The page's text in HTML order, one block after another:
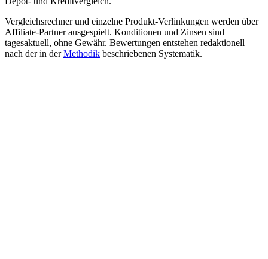
Vergleichsrechner und einzelne Produkt-Verlinkungen werden über
Affiliate-Partner ausgespielt. Konditionen und Zinsen sind
tagesaktuell, ohne Gewähr. Bewertungen entstehen redaktionell
nach der in derMethodik beschriebenen Systematik.